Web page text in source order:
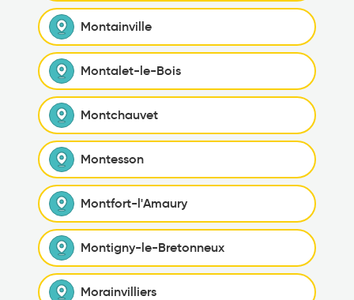
Montainville
Montalet-le-Bois
Montchauvet
Montesson
Montfort-l'Amaury
Montigny-le-Bretonneux
Morainvilliers